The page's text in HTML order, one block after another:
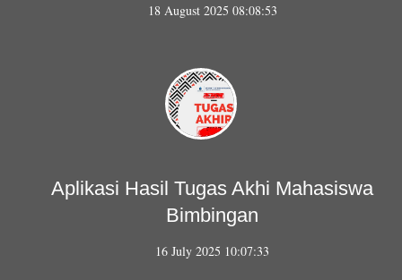
18 August 2025 08:08:53
Aplikasi Hasil Tugas Akhi Mahasiswa
Bimbingan
16 July 2025 10:07:33